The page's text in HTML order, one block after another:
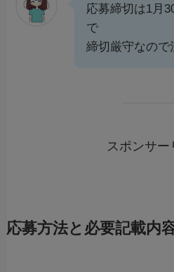
応募締切は1月
で
締切厳守なので
スポンサー
応募方法と必要記載内